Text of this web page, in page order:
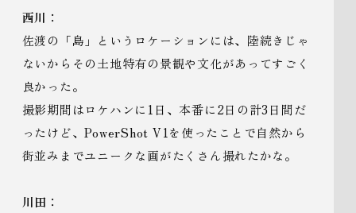
西川：
佐渡の「島」というロケーションには、陸続きじゃ
ないからその土地特有の景観や文化があってすごく
良かった。
撮影期間はロケハンに1日、本番に2日の計3日間だ
ったけど、PowerShot V1を使ったことで自然から
街並みまでユニークな画がたくさん撮れたかな。
川田：